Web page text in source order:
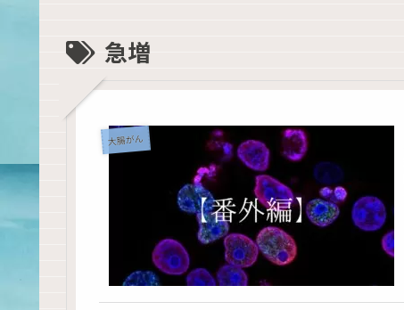
急増
大腸がん